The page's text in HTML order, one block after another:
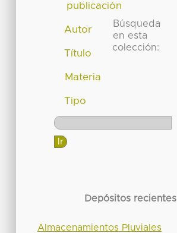
publicación
Autor
Título
Materia
Tipo
Búsqueda
en esta
colección:
Depósitos recientes
Almacenamientos Pluviales